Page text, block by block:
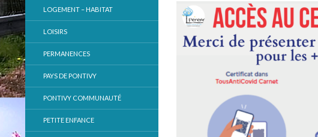
LOGEMENT – HABITAT
LOISIRS
PERMANENCES
PAYS DE PONTIVY
PONTIVY COMMUNAUTÉ
PETITE ENFANCE